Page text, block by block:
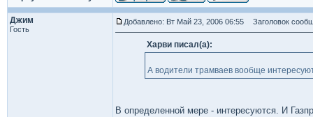
Джим
Гость
Добавлено: Вт Май 23, 2006 06:55 Заголовок
Харви писал(а):
А водители трамваев вообще
В определенной мере - интересуются. И